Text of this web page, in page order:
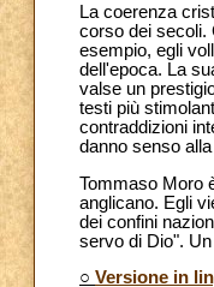
La coerenza
corso dei secoli.
esempio, egli
dell'epoca. La
valse un
testi più
contraddizioni
danno senso
Tommaso Moro
anglicano. Egli
dei confini
servo di Dio".
○ Versione in